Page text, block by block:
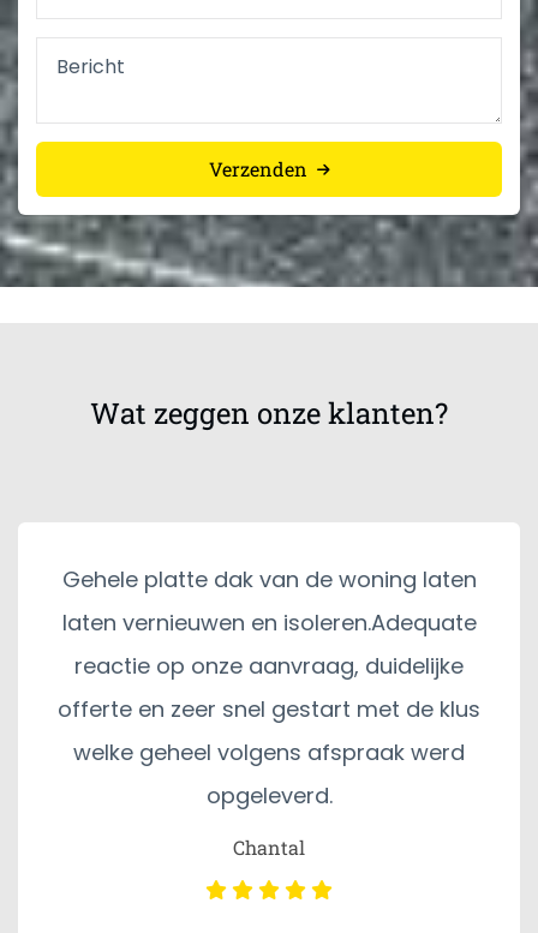
Opmerkingen
Verzenden
Wat zeggen onze klanten?
Chantal
Gehele platte dak van de woning laten
laten vernieuwen en isoleren.Adequate
reactie op onze aanvraag, duidelijke
offerte en zeer snel gestart met de klus
welke geheel volgens afspraak werd
opgeleverd.